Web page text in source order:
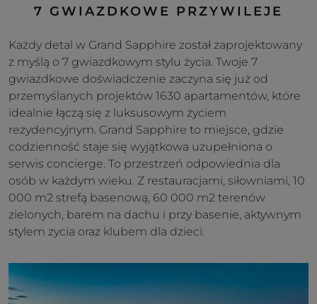
7 GWIAZDKOWE PRZYWILEJE
Każdy detal w Grand Sapphire został zaprojektowany
z myślą o 7 gwiazdkowym stylu życia. Twoje 7
gwiazdkowe doświadczenie zaczyna się już od
przemyślanych projektów 1630 apartamentów, które
idealnie łączą się z luksusowym życiem
rezydencyjnym. Grand Sapphire to miejsce, gdzie
codzienność staje się wyjątkowa uzupełniona o
serwis concierge. To przestrzeń odpowiednia dla
osób w każdym wieku. Z restauracjami, siłowniami, 10
000 m2 strefą basenową, 60 000 m2 terenów
zielonych, barem na dachu i przy basenie, aktywnym
stylem zycia oraz klubem dla dzieci.